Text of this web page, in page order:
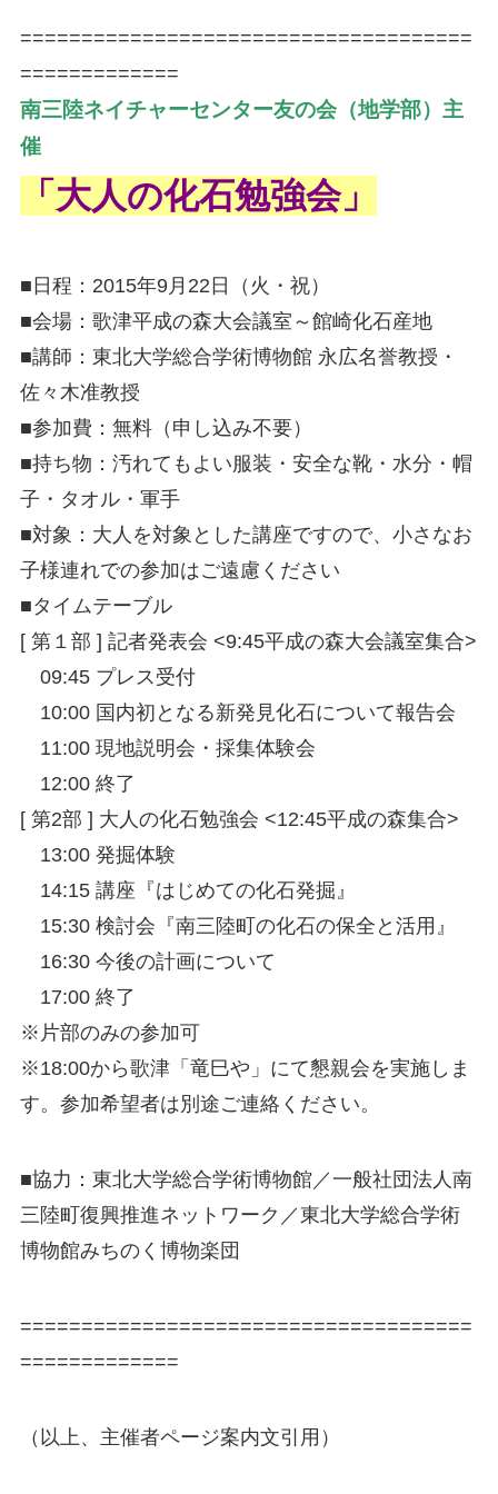
=====================================
=============
南三陸ネイチャーセンター友の会（地学部）主
催
「大人の化石勉強会」
■日程：2015年9月22日（火・祝）
■会場：歌津平成の森大会議室～館崎化石産地
■講師：東北大学総合学術博物館 永広名誉教授・
佐々木准教授
■参加費：無料（申し込み不要）
■持ち物：汚れてもよい服装・安全な靴・水分・帽
子・タ オル・軍手
■対象：大人を対象とした講座ですので、小さなお
子様連れでの参加はご遠慮ください
■タイムテーブル
[ 第１部 ] 記者発表会 <9:45平成の森大会議室集合>
09:45 プレス受付
10:00 国内初となる新発見化石について報告会
11:00 現地説明会・採集体験会
12:00 終了
[ 第2部 ] 大人の化石勉強会 <12:45平成の森集合>
13:00 発掘体験
14:15 講座『はじめての化石発掘』
15:30 検討会『南三陸町の化石の保全と活用』
16:30 今後の計画について
17:00 終了
※片部のみの参加可
※18:00から歌津「竜巳や」にて懇親会を実施しま
す。参加希望者は別途ご連絡ください。
■協力：東北大学総合学術博物館／一般社団法人南
三陸町復興推進ネットワーク／東北大学総合学術
博物館みちのく 博物楽団
=====================================
=============
（以上、主催者ページ案内文引用）